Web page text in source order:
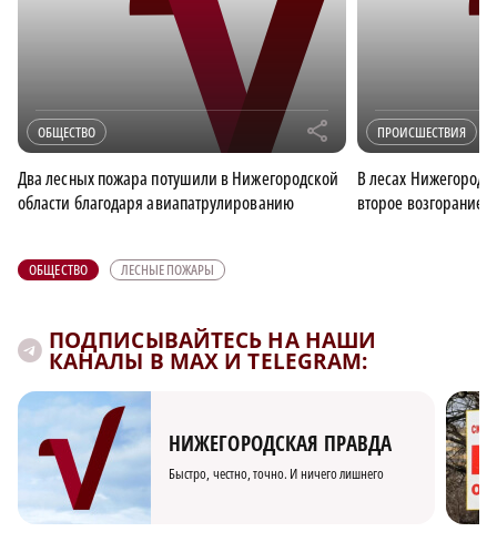
ОБЩЕСТВО r
Два лесных пожара потушили в Нижегородской
области благодаря авиапатрулированию
ПРОИСШЕСТВИЯ
В лесах
второе возгорание
ОБЩЕСТВО ЛЕСНЫЕ ПОЖАРЫ
ПОДПИСЫВАЙТЕСЬ НА НАШИ
КАНАЛЫ В MAX И TELEGRAM:
НИЖЕГОРОДСКАЯ ПРАВДА
Быстро, честно, точно. И ничего лишнего